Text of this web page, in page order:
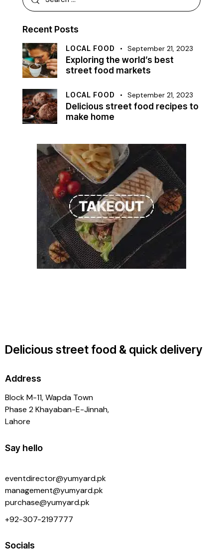
Recent Posts
LOCAL FOOD September 21, 2023
Exploring the world’s best
street food markets
LOCAL FOOD September 21, 2023
Delicious street food recipes to
make home
Delicious street food & quick delivery
Address
Block M-11, Wapda Town
Phase 2 Khayaban-E-Jinnah,
Lahore
Say hello
eventdirector@yumyard.pk
management@yumyard.pk
purchase@yumyard.pk
+92-307-2197777
Socials